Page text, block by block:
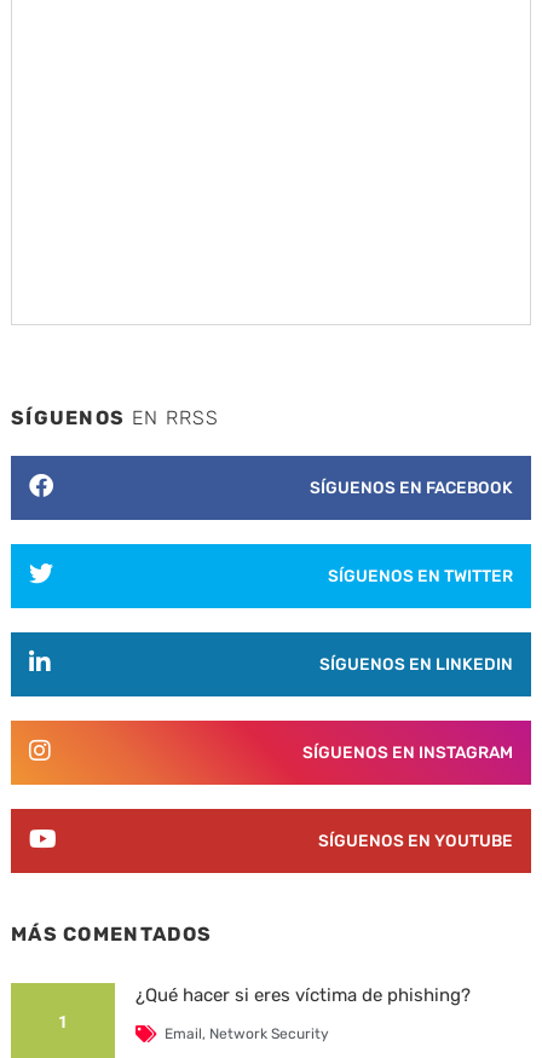
SÍGUENOS EN RRSS
SÍGUENOS EN FACEBOOK
SÍGUENOS EN TWITTER
SÍGUENOS EN LINKEDIN
SÍGUENOS EN INSTAGRAM
SÍGUENOS EN YOUTUBE
MÁS COMENTADOS
1
¿Qué hacer si eres víctima de phishing?
Email, Network Security